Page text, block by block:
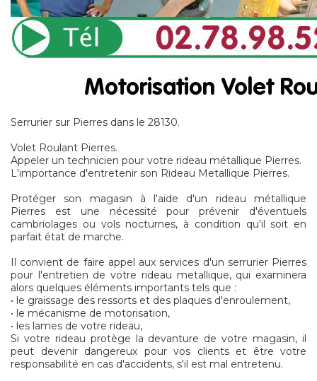
Serrurier sur Pierres dans le 28130.
Volet Roulant Pierres.
Appeler un technicien pour votre rideau métallique Pierres.
L'importance d'entretenir son Rideau Metallique Pierres.
Protéger son magasin à l'aide d'un rideau métallique
Pierres est une nécessité pour prévenir d'éventuels
cambriolages ou vols nocturnes, à condition qu'il soit en
parfait état de marche.
Il convient de faire appel aux services d'un serrurier Pierres
pour l'entretien de votre rideau metallique, qui examinera
alors quelques éléments importants tels que :
• le graissage des ressorts et des plaques d'enroulement,
• le mécanisme de motorisation,
• les lames de votre rideau,
Si votre rideau protège la devanture de votre magasin, il
peut devenir dangereux pour vos clients et être votre
responsabilité en cas d'accidents, s'il est mal entretenu.